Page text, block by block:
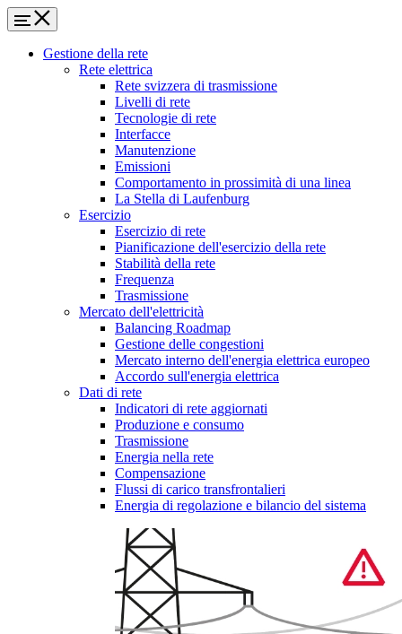
Gestione della rete
Rete elettrica
Rete svizzera di trasmissione
Livelli di rete
Tecnologie di rete
Interfacce
Manutenzione
Emissioni
Comportamento in prossimità di una linea
La Stella di Laufenburg
Esercizio
Esercizio di rete
Pianificazione dell'esercizio della rete
Stabilità della rete
Frequenza
Trasmissione
Mercato dell'elettricità
Balancing Roadmap
Gestione delle congestioni
Mercato interno dell'energia elettrica europeo
Accordo sull'energia elettrica
Dati di rete
Indicatori di rete aggiornati
Produzione e consumo
Trasmissione
Energia nella rete
Compensazione
Flussi di carico transfrontalieri
Energia di regolazione e bilancio del sistema